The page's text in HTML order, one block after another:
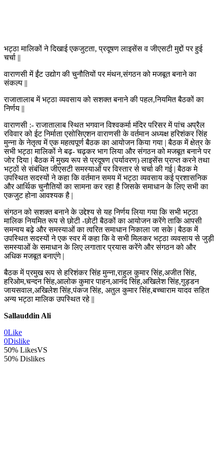
भट्ठा मालिकों ने दिखाई एकजुटता, प्रदूषण लाइसेंस व जीएसटी मुद्दों पर हुई
चर्चा ||
वाराणसी में ईंट उद्योग की चुनौतियों पर मंथन,संगठन को मजबूत बनाने का
संकल्प ||
राजातालाब में भट्ठा व्यवसाय को सशक्त बनाने की पहल,नियमित बैठकों का
निर्णय ||
वाराणसी :- राजातालाब स्थित भगवान विश्वकर्मा मंदिर परिसर में पांच अप्रैल
रविवार को ईट निर्माता एसोसिएशन वाराणसी के वर्तमान अध्यक्ष हरिशंकर सिंह
मुन्ना के नेतृत्व में एक महत्वपूर्ण बैठक का आयोजन किया गया | बैठक में क्षेत्र के
सभी भट्ठा मालिकों ने बढ़- चढ़कर भाग लिया और संगठन को मजबूत बनाने पर
जोर दिया | बैठक में मुख्य रूप से प्रदूषण (पर्यावरण) लाइसेंस प्राप्त करने तथा
भट्ठों से संबंधित जीएसटी समस्याओं पर विस्तार से चर्चा की गई | बैठक मे
उपस्थित सदस्यों ने कहा कि वर्तमान समय में भट्ठा व्यवसाय कई प्रशासनिक
और आर्थिक चुनौतियों का सामना कर रहा है जिसके समाधान के लिए सभी का
एकजुट होना आवश्यक है |
संगठन को सशक्त बनाने के उद्देश्य से यह निर्णय लिया गया कि सभी भट्ठा
मालिक नियमित रूप से छोटी -छोटी बैठकों का आयोजन करेंगे ताकि आपसी
समन्वय बढ़े और समस्याओं का त्वरित समाधान निकाला जा सके | बैठक में
उपस्थित सदस्यों ने एक स्वर में कहा कि वे सभी मिलकर भट्ठा व्यवसाय से जुड़ी
समस्याओं के समाधान के लिए लगातार प्रयास करेंगे और संगठन को और
अधिक मजबूत बनाएंगे |
बैठक में प्रमुख रूप से हरिशंकर सिंह मुन्ना,राहुल कुमार सिंह,अजीत सिंह,
हरिओम,चन्दन सिंह,आलोक कुमार पाहन,आनंद सिंह,अखिलेश सिंह,गुड्डन
जायसवाल,अखिलेश सिंह,पंकज सिंह, अतुल कुमार सिंह,बच्चाराम यादव सहित
अन्य भट्ठा मालिक उपस्थित रहे ||
Sallauddin Ali
0Like
0Dislike
50% LikesVS
50% Dislikes